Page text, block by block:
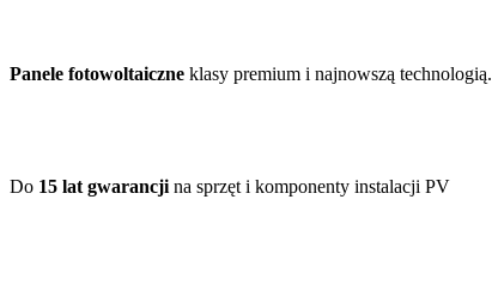
Panele fotowoltaiczne klasy premium i najnowszą technologią.
Do 15 lat gwarancji na sprzęt i komponenty instalacji PV